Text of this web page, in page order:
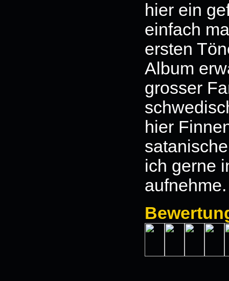
hier ein
einfach
ersten
Album
grosser
hier
ich gerne